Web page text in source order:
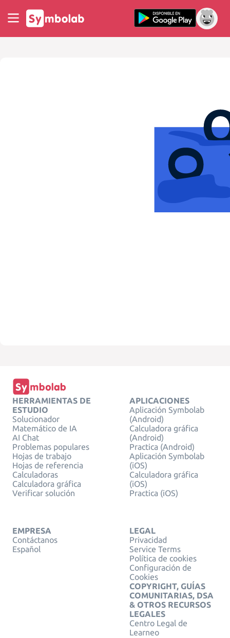
HERRAMIENTAS DE
ESTUDIO
Solucionador
Matemático de IA
AI Chat
Problemas populares
Hojas de trabajo
Hojas de referencia
Calculadoras
Calculadora gráfica
Verificar solución
APLICACIONES
Aplicación Symbolab
(Android)
Calculadora gráfica
(Android)
Practica (Android)
Aplicación Symbolab
(iOS)
Calculadora gráfica
(iOS)
Practica (iOS)
EMPRESA
Contáctanos
Español
LEGAL
Privacidad
Service Terms
Política de cookies
Configuración de
Cookies
COPYRIGHT, GUÍAS
COMUNITARIAS, DSA
& OTROS RECURSOS
LEGALES
Centro Legal de
Learneo